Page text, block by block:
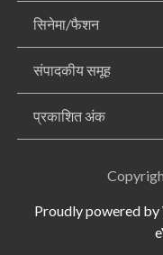
सिनेमा/फैशन
संपादकीय समूह
प्रकाशित अंक
Proudly powered by